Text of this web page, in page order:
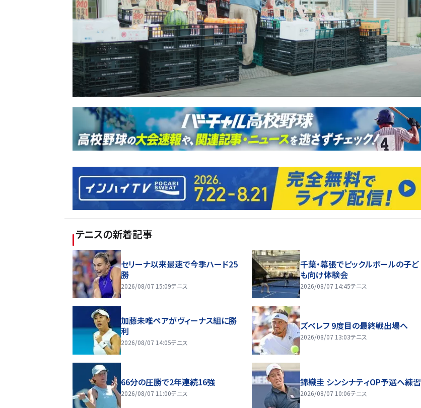
テニスの新着記事
セリーナ以来最速で今季ハード25
勝
2026/08/07 15:09テニス
千葉・幕張でピックルボールの子ど
も向け体験会
2026/08/07 14:45テニス
加藤未唯ペアがヴィーナス組に勝
利
2026/08/07 14:05テニス
ズベレフ 9度目の最終戦出場へ
2026/08/07 13:03テニス
66分の圧勝で2年連続16強
2026/08/07 11:00テニス
錦織圭 シンシナティOP予選へ練習
2026/08/07 10:06テニス